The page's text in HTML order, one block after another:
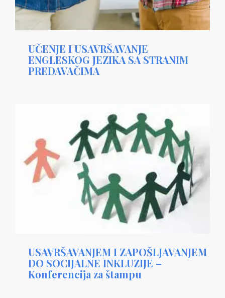
UČENJE I USAVRŠAVANJE
ENGLESKOG JEZIKA SA STRANIM
PREDAVAČIMA
USAVRŠAVANJEM I ZAPOŠLJAVANJEM
DO SOCIJALNE INKLUZIJE –
Konferencija za štampu